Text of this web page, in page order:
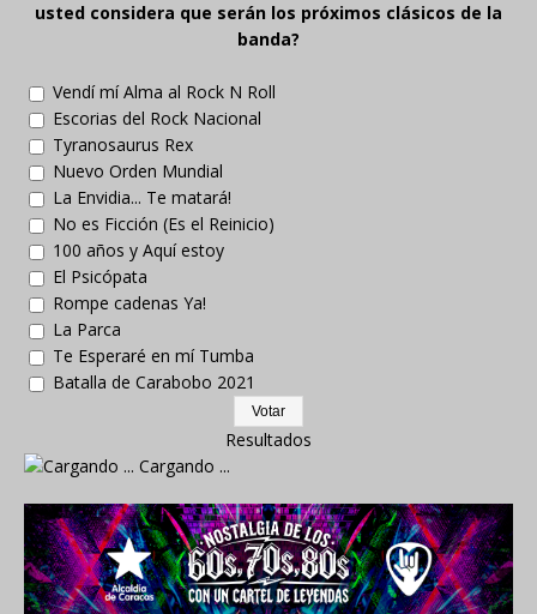
usted considera que serán los próximos clásicos de la
banda?
Vendí mí Alma al Rock N Roll
Escorias del Rock Nacional
Tyranosaurus Rex
Nuevo Orden Mundial
La Envidia... Te matará!
No es Ficción (Es el Reinicio)
100 años y Aquí estoy
El Psicópata
Rompe cadenas Ya!
La Parca
Te Esperaré en mí Tumba
Batalla de Carabobo 2021
Resultados
Cargando ...